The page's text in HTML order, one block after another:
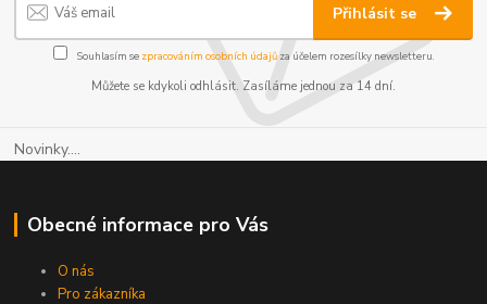
Přihlásit se
Souhlasím se zpracováním osobních údajůza účelem rozesílky newsletteru.
Můžete se kdykoli odhlásit. Zasíláme jednou za 14 dní.
Novinky....
Obecné informace pro Vás
O nás
Pro zákazníka